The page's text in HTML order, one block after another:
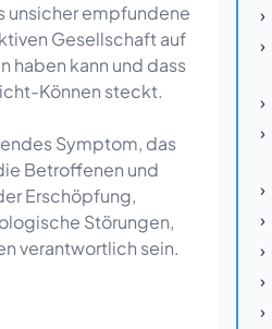
unsicher empfundene
Gesellschaft auf
haben kann und dass
Können steckt.
Symptom, das
Betroffenen und
Erschöpfung,
Störungen,
verantwortlich sein.